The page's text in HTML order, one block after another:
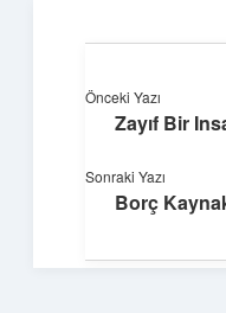
Önceki Yazı
Zayıf Bir
Sonraki Yazı
Borç